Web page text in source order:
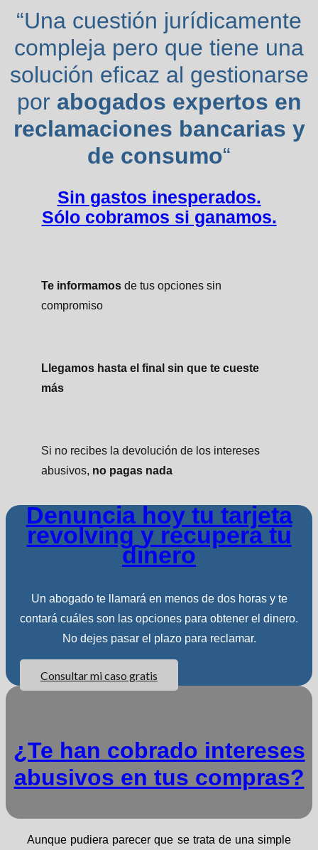
“Una cuestión jurídicamente
compleja pero que tiene una
solución eficaz al gestionarse
por abogados expertos en
reclamaciones bancarias y
de consumo“
Sin gastos inesperados.
Sólo cobramos si ganamos.
Te informamos de tus opciones sin
compromiso
Llegamos hasta el final sin que te cueste
más
Si no recibes la devolución de los intereses
abusivos, no pagas nada
Denuncia hoy tu tarjeta
revolving y recupera tu
dinero
Un abogado te llamará en menos de dos horas y te
contará cuáles son las opciones para obtener el dinero.
No dejes pasar el plazo para reclamar.
Consultar mi caso gratis
¿Te han cobrado intereses
abusivos en tus compras?
Aunque pudiera parecer que se trata de una simple